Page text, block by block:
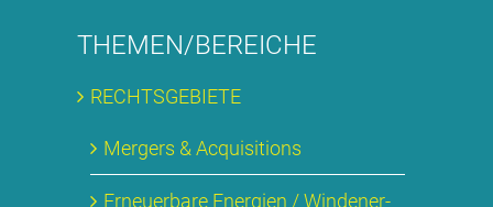
THEMEN/BEREICHE
RECHTS­GE­BIE­TE
Mer­gers & Ac­qui­si­ti­ons
Er­neu­er­ba­re En­er­gien / Wind­ener­